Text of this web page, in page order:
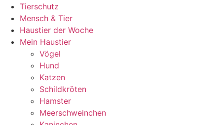
Tierschutz
Mensch & Tier
Haustier der Woche
Mein Haustier
Vögel
Hund
Katzen
Schildkröten
Hamster
Meerschweinchen